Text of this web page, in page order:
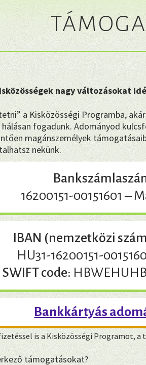
nagy változásokat
a Kisközösségi Programba,
fogadunk. Adományod
magánszemélyek
nekünk.
16200151-00151601 –
IBAN (nemzetközi
HU31-16200151-
SWIFT code:
Bankkártyás
is a Kisközösségi Programot,
támogatásokat?